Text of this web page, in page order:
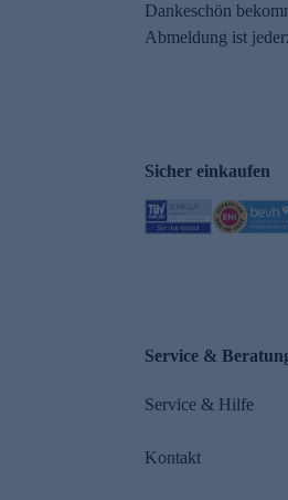
Dankeschön
Abmeldung ist
Sicher einkaufen
Service &
Service & Hilfe
Kontakt